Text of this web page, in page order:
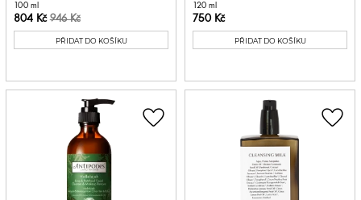
100 ml
804 Kč946 Kč
PŘIDAT DO KOŠÍKU
120 ml
750 Kč
PŘIDAT DO KOŠÍKU
favorite_border favorite_border